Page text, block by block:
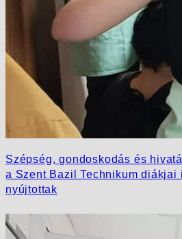
Szépség, gondoskodás és
a Szent Bazil Technikum diákjai
nyújtottak